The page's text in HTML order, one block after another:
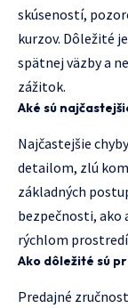
skúseností,
kurzov. Dôležité
spätnej väzby a
zážitok.
Aké sú
Najčastejšie
detailom, zlú
základných
bezpečnosti, ako
rýchlom
Ako dôležité sú
Predajné